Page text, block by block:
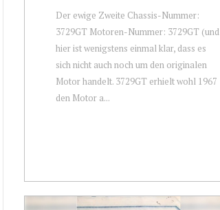
Der ewige Zweite Chassis-Nummer:
3729GT Motoren-Nummer: 3729GT (und
hier ist wenigstens einmal klar, dass es
sich nicht auch noch um den originalen
Motor handelt. 3729GT erhielt wohl 1967
den Motor a...